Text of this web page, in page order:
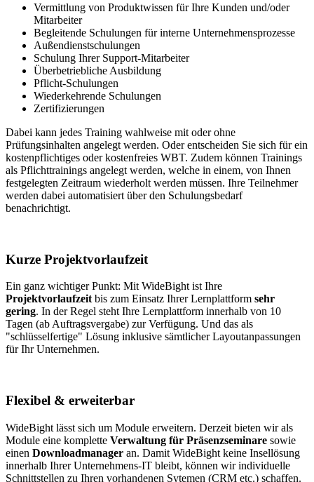
Vermittlung von Produktwissen für Ihre Kunden und/oder
Mitarbeiter
Begleitende Schulungen für interne Unternehmensprozesse
Außendienstschulungen
Schulung Ihrer Support-Mitarbeiter
Überbetriebliche Ausbildung
Pflicht-Schulungen
Wiederkehrende Schulungen
Zertifizierungen
Dabei kann jedes Training wahlweise mit oder ohne
Prüfungsinhalten angelegt werden. Oder entscheiden Sie sich für ein
kostenpflichtiges oder kostenfreies WBT. Zudem können Trainings
als Pflichttrainings angelegt werden, welche in einem, von Ihnen
festgelegten Zeitraum wiederholt werden müssen. Ihre Teilnehmer
werden dabei automatisiert über den Schulungsbedarf
benachrichtigt.
Kurze Projektvorlaufzeit
Ein ganz wichtiger Punkt: Mit WideBight ist Ihre
Projektvorlaufzeit bis zum Einsatz Ihrer Lernplattform sehr
gering. In der Regel steht Ihre Lernplattform innerhalb von 10
Tagen (ab Auftragsvergabe) zur Verfügung. Und das als
"schlüsselfertige" Lösung inklusive sämtlicher Layoutanpassungen
für Ihr Unternehmen.
Flexibel & erweiterbar
WideBight lässt sich um Module erweitern. Derzeit bieten wir als
Module eine komplette Verwaltung für Präsenzseminare sowie
einen Downloadmanager an. Damit WideBight keine Insellösung
innerhalb Ihrer Unternehmens-IT bleibt, können wir individuelle
Schnittstellen zu Ihren vorhandenen Sytemen (CRM etc.) schaffen.